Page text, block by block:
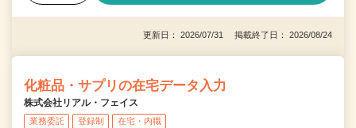
更新日： 2026/07/31 掲載終了日： 2026/08/24
化粧品・サプリの在宅データ入力
株式会社リアル・フェイス
業務委託 登録制 在宅・内職